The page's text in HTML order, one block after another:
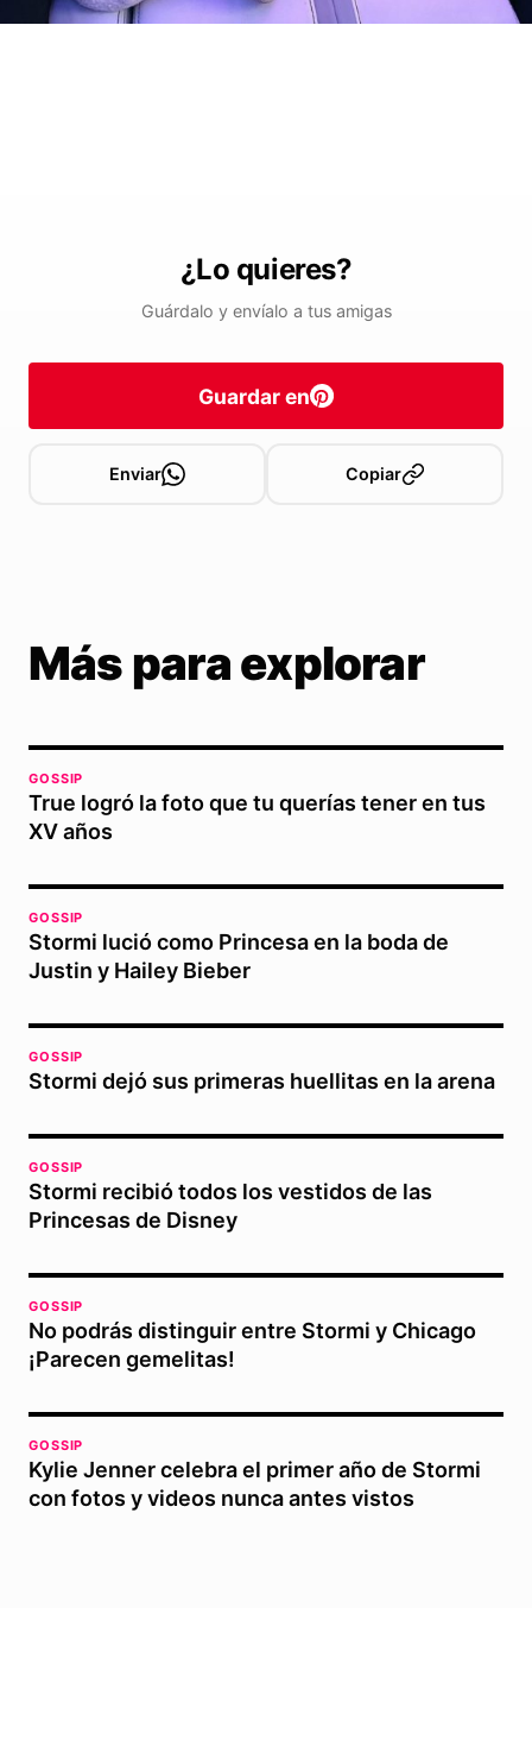
¿Lo quieres?
Guárdalo y envíalo a tus amigas
Guardar en
Enviar Copiar
Más para explorar
GOSSIP
True logró la foto que tu querías tener en tus
XV años
GOSSIP
Stormi lució como Princesa en la boda de
Justin y Hailey Bieber
GOSSIP
Stormi dejó sus primeras huellitas en la arena
GOSSIP
Stormi recibió todos los vestidos de las
Princesas de Disney
GOSSIP
No podrás distinguir entre Stormi y Chicago
¡Parecen gemelitas!
GOSSIP
Kylie Jenner celebra el primer año de Stormi
con fotos y videos nunca antes vistos